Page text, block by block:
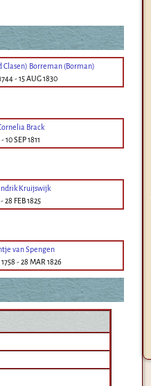
Clasen) Borreman (Borman)
-15 AUG 1830
Brack
-10 SEP 1811
Kruijswijk
-28 FEB 1825
van Spengen
-28 MAR 1826